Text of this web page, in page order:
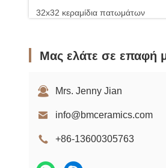
32x32 κεραμίδια πατωμάτων
Μας ελάτε σε επαφή
Mrs. Jenny Jian
info@bmceramics.com
+86-13600305763